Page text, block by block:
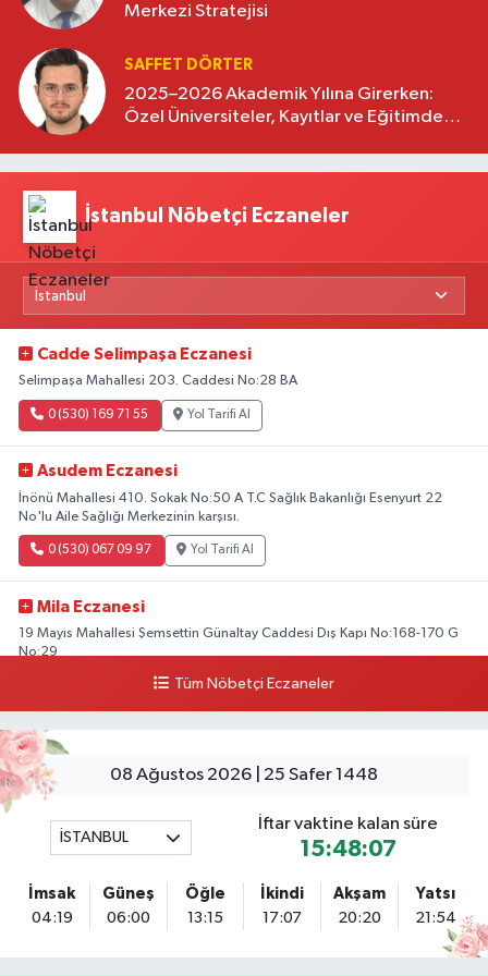
Merkezi Stratejisi
SAFFET DÖRTER
2025–2026 Akademik Yılına Girerken:
Özel Üniversiteler, Kayıtlar ve Eğitimde
İstanbul Nöbetçi Eczaneler
Cadde Selimpaşa Eczanesi
Selimpaşa Mahallesi 203. Caddesi No:28 BA
0 (530) 169 71 55 Yol Tarifi Al
Asudem Eczanesi
İnönü Mahallesi 410. Sokak No:50 A T.C Sağlık Bakanlığı Esenyurt 22
No'lu Aile Sağlığı Merkezinin karşısı.
0 (530) 067 09 97 Yol Tarifi Al
Mila Eczanesi
19 Mayıs Mahallesi Şemsettin Günaltay Caddesi Dış Kapı No:168-170 G
No:29
Yol Tarifi Al
Kasımpaşa Eczanesi
Yahya Kahya Mahallesi Kasımpaşa Bostanı Sokak 18A Mutfak Ekipmanları
Satan Dükkanların Olduğu Caddede Denizbank'ın Karşısı, Albaraka'nın
0 (212) 253 77 44
3.İstanbul Eczanesi
Başakşehir Mahallesi Gazi Mustafa Kemal Bulvarı A101 market
Tüm Nöbetçi Eczaneler
08 Ağustos 2026 | 25 Safer 1448
İSTANBUL
İftar vaktine kalan süre
15:48:06
İmsak
04:19
Güneş
06:00
Öğle
13:15
İkindi
17:07
Akşam
20:20
Yatsı
21:54